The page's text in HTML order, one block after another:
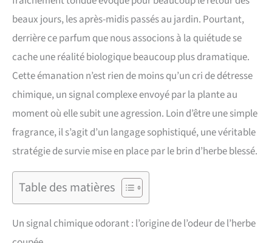
beaux jours, les après-midis passés au jardin. Pourtant,
derrière ce parfum que nous associons à la quiétude se
cache une réalité biologique beaucoup plus dramatique.
Cette émanation n’est rien de moins qu’un cri de détresse
chimique, un signal complexe envoyé par la plante au
moment où elle subit une agression. Loin d’être une simple
fragrance, il s’agit d’un langage sophistiqué, une véritable
stratégie de survie mise en place par le brin d’herbe blessé.
Table des matières
Un signal chimique odorant : l’origine de l’odeur de l’herbe